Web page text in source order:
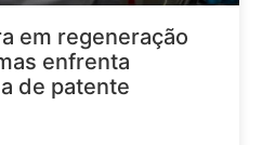
em regeneração
enfrenta
de patente